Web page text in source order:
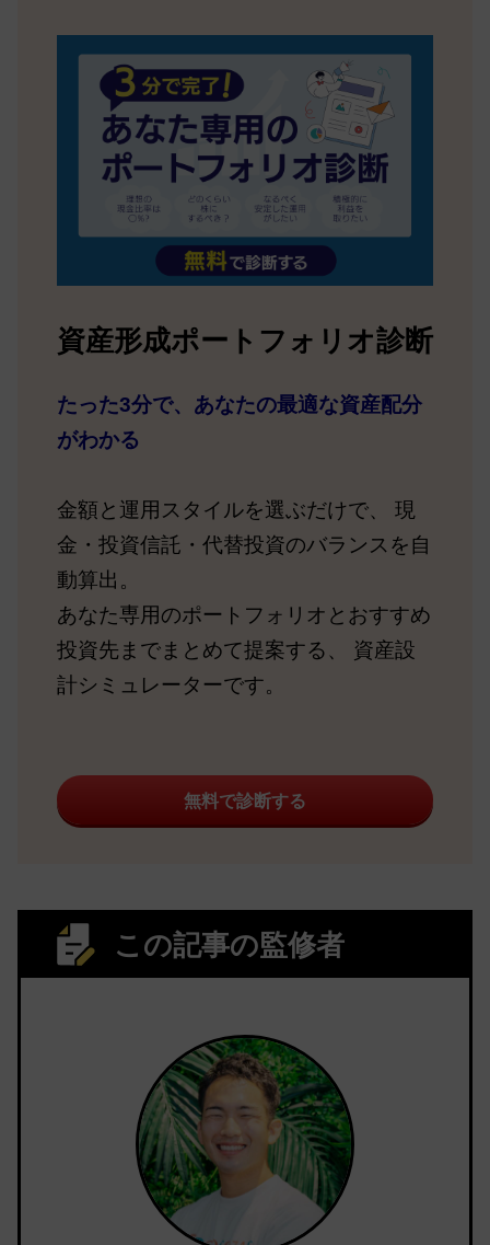
資産形成ポートフォリオ診断
たった3分で、あなたの最適な資産配分
がわかる
金額と運用スタイルを選ぶだけで、 現
金・投資信託・代替投資のバランスを自
動算出。
あなた専用のポートフォリオとおすすめ
投資先までまとめて提案する、 資産設
計シミュレーターです。
無料で診断する
この記事の監修者